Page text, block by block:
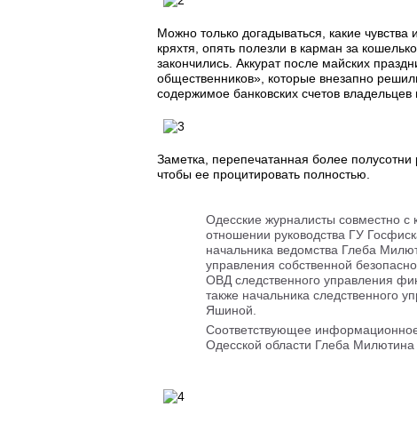
Можно только догадываться, какие
кряхтя, опять полезли в карман за
закончились. Аккурат после майских
общественников», которые внезапно
содержимое банковских счетов владельцев
Заметка, перепечатанная более полусотни
чтобы ее процитировать полностью.
Одесские журналисты совместно с
отношении руководства ГУ
начальника ведомства Глеба
управления собственной
ОВД следственного управления
также начальника следственного
Яшиной.
Соответствующее
Одесской области Глеба